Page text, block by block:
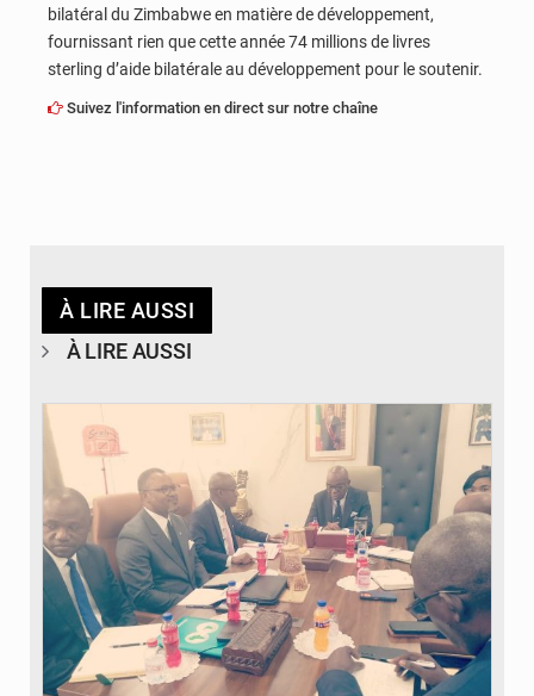
bilatéral du Zimbabwe en matière de développement,
fournissant rien que cette année 74 millions de livres
sterling d’aide bilatérale au développement pour le soutenir.
Suivez l'information en direct sur notre chaîne
À LIRE AUSSI
À LIRE AUSSI